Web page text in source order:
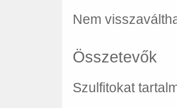
Nem
Összetevők
Szulfitokat